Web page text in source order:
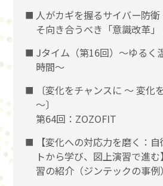
人がカギを握るサイバー防
そ向き合うべき「意識改革」
Jタイム（第16回）～ゆるく
時間～
〔変化をチャンスに 〜 変化
〜〕
第64回：ZOZOFIT
【変化への対応力を磨く：
トから学び、図上演習で進
習の紹介（ジンテックの事例）